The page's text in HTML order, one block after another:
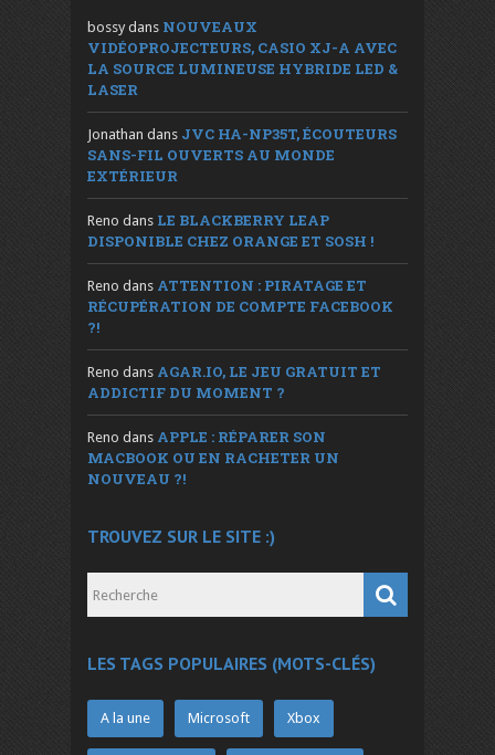
bossy dans NOUVEAUX
VIDÉOPROJECTEURS, CASIO XJ-A AVEC
LA SOURCE LUMINEUSE HYBRIDE LED &
LASER
Jonathan dans JVC HA-NP35T, ÉCOUTEURS
SANS-FIL OUVERTS AU MONDE
EXTÉRIEUR
Reno dans LE BLACKBERRY LEAP
DISPONIBLE CHEZ ORANGE ET SOSH !
Reno dans ATTENTION : PIRATAGE ET
RÉCUPÉRATION DE COMPTE FACEBOOK
?!
Reno dans AGAR.IO, LE JEU GRATUIT ET
ADDICTIF DU MOMENT ?
Reno dans APPLE : RÉPARER SON
MACBOOK OU EN RACHETER UN
NOUVEAU ?!
TROUVEZ SUR LE SITE :)
LES TAGS POPULAIRES (MOTS-CLÉS)
A la une Microsoft Xbox